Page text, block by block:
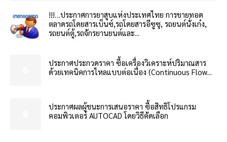
!!!…ประกาศการยาสูบแห่งประเทศไทย การขายทอด
ตลาดรถโดยสารเบ็นซ์,รถโดยสารอีซูซุ, รถยนต์นั่งเก๋ง,
รถยนต์ตู้,รถจักรยานยนต์และ...
ประกาศประกวดราคา ซื้อเครื่องวิเคราะห์ปริมาณสาร
ด้วยเทคนิคการไหลแบบต่อเนื่อง (Continuous Flow...
ประกาศผลผู้ชนะการเสนอราคา ซื้อสิทธิโปรแกรม
คอมพิวเตอร์ AUTOCAD โดยวิธีคัดเลือก